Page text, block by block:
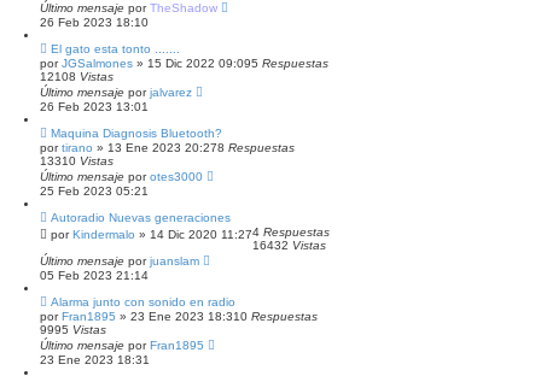
Último mensaje porTheShadow
26 Feb 2023 18:10
El gato esta tonto .......
porJGSalmones » 15 Dic 2022 09:095 Respuestas
12108 Vistas
Último mensaje porjalvarez
26 Feb 2023 13:01
Maquina Diagnosis Bluetooth?
portirano » 13 Ene 2023 20:278 Respuestas
13310 Vistas
Último mensaje porotes3000
25 Feb 2023 05:21
Autoradio Nuevas generaciones
porKindermalo » 14 Dic 2020 11:274 Respuestas
16432 Vistas
Último mensaje porjuanslam
05 Feb 2023 21:14
Alarma junto con sonido en radio
porFran1895 » 23 Ene 2023 18:310 Respuestas
9995 Vistas
Último mensaje porFran1895
23 Ene 2023 18:31